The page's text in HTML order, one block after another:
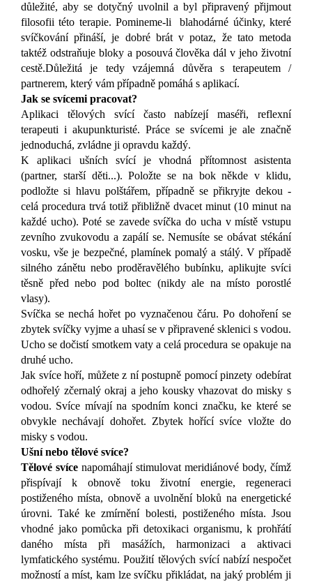
důležité, aby se dotyčný uvolnil a byl připravený přijmout
filosofii této terapie. Pomineme-li blahodárné účinky, které
svíčkování přináší, je dobré brát v potaz, že tato metoda
taktéž odstraňuje bloky a posouvá člověka dál v jeho životní
cestě.Důležitá je tedy vzájemná důvěra s terapeutem /
partnerem, který vám případně pomáhá s aplikací.
Jak se svícemi pracovat?
Aplikaci tělových svící často nabízejí maséři, reflexní
terapeuti i akupunkturisté. Práce se svícemi je ale značně
jednoduchá, zvládne ji opravdu každý.
K aplikaci ušních svící je vhodná přítomnost asistenta
(partner, starší děti...). Položte se na bok někde v klidu,
podložte si hlavu polštářem, případně se přikryjte dekou -
celá procedura trvá totiž přibližně dvacet minut (10 minut na
každé ucho). Poté se zavede svíčka do ucha v místě vstupu
zevního zvukovodu a zapálí se. Nemusíte se obávat stékání
vosku, vše je bezpečné, plamínek pomalý a stálý. V případě
silného zánětu nebo proděravělého bubínku, aplikujte svíci
těsně před nebo pod boltec (nikdy ale na místo porostlé
vlasy).
Svíčka se nechá hořet po vyznačenou čáru. Po dohoření se
zbytek svíčky vyjme a uhasí se v připravené sklenici s vodou.
Ucho se dočistí smotkem vaty a celá procedura se opakuje na
druhé ucho.
Jak svíce hoří, můžete z ní postupně pomocí pinzety odebírat
odhořelý zčernalý okraj a jeho kousky vhazovat do misky s
vodou. Svíce mívají na spodním konci značku, ke které se
obvykle nechávají dohořet. Zbytek hořící svíce vložte do
misky s vodou.
Ušní nebo tělové svíce?
Tělové svíce napomáhají stimulovat meridiánové body, čímž
přispívají k obnově toku životní energie, regeneraci
postiženého místa, obnově a uvolnění bloků na energetické
úrovni. Také ke zmírnění bolesti, postiženého místa. Jsou
vhodné jako pomůcka při detoxikaci organismu, k prohřátí
daného místa při masážích, harmonizaci a aktivaci
lymfatického systému. Použití tělových svící nabízí nespočet
možností a míst, kam lze svíčku přikládat, na jaký problém ji